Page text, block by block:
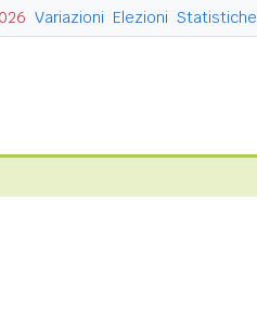
Variazioni Elezioni Statistiche